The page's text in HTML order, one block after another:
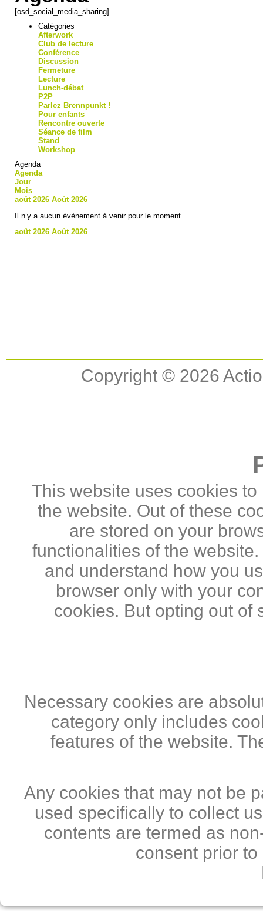
[osd_social_media_sharing]
Catégories
Afterwork
Club de lecture
Conférence
Discussion
Fermeture
Lecture
Lunch-débat
P2P
Parlez Brennpunkt !
Pour enfants
Rencontre ouverte
Séance de film
Stand
Workshop
Agenda
Agenda
Jour
Mois
août 2026 Août 2026
Il n’y a aucun évènement à venir pour le moment.
août 2026 Août 2026
Copyright © 2026
This website uses cookies
the website. Out of these
are stored on your
functionalities of the
and understand how you
browser only with your
cookies. But opting out of
Necessary cookies are
category only includes
features of the website.
Any cookies that may not be
used specifically to collect
contents are termed as
consent prior